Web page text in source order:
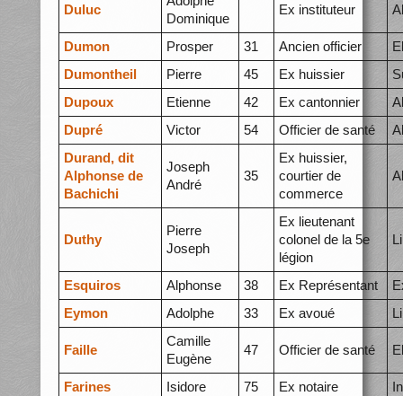
Duluc
Dominique
Ex instituteur
Dumon Prosper 31 Ancien officier
Dumontheil
Pierre 45 Ex huissier
Dupoux
Etienne 42 Ex cantonnier
Dupré
Victor 54 Officier de santé
Durand, dit
Alphonse de
Bachichi
Joseph
André
35
Ex huissier,
courtier de
commerce
Duthy
Pierre
Joseph
Ex lieutenant
colonel de la 5e
légion
Esquiros Alphonse 38 Ex Représentant
Eymon
Adolphe 33 Ex avoué
Faille
Camille
Eugène
47 Officier de santé
Farines Isidore 75 Ex notaire